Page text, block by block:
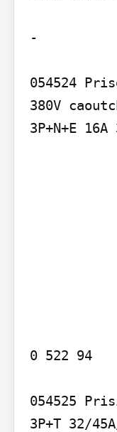
-
054524
380V
0 522 94
054525
3P+T 32/